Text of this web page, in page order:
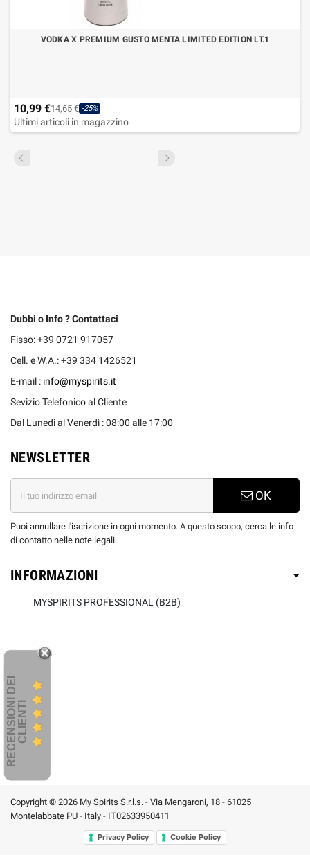
VODKA X PREMIUM GUSTO MENTA LIMITED EDITION LT.1
10,99 €14,65 € -25%
Ultimi articoli in magazzino
Dubbi o Info ? Contattaci
Fisso: +39 0721 917057
Cell. e W.A.: +39 334 1426521
E-mail : info@myspirits.it
Sevizio Telefonico al Cliente
Dal Lunedi al Venerdì : 08:00 alle 17:00
NEWSLETTER
OK
Puoi annullare l'iscrizione in ogni momento. A questo scopo, cerca le info
di contatto nelle note legali.
INFORMAZIONI
MYSPIRITS PROFESSIONAL (B2B)
R
E
C
E
N
S
I
ON
I
D
E
I
C
L
I
E
N
TI
Copyright © 2026 My Spirits S.r.l.s. - Via Mengaroni, 18 - 61025
Montelabbate PU - Italy - IT02633950411
Privacy Policy Cookie Policy